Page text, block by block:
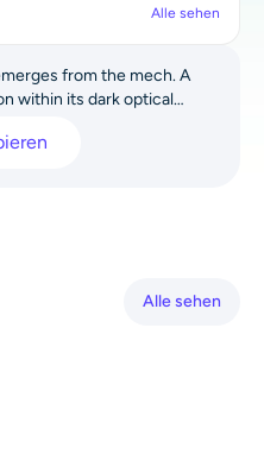
Alle sehen
from the mech. A
within its dark optical
off tons of debris and dirt
Alle sehen